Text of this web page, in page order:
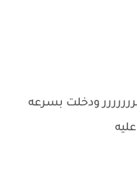
ودخلت بسرعه